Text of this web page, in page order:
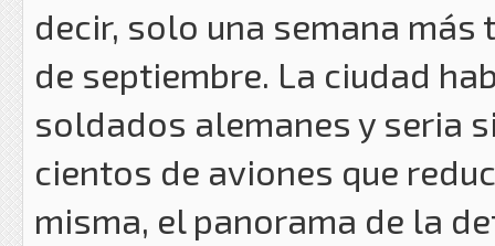
decir, solo una semana
de septiembre. La ciudad
soldados alemanes y seria
cientos de aviones que
misma, el panorama de la